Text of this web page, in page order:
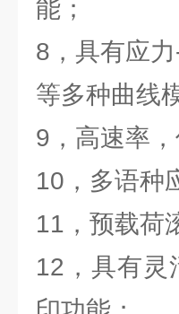
能；
8，具有应
等多种曲线
9，高速率
10，多语种
11，预载荷
12，具有灵